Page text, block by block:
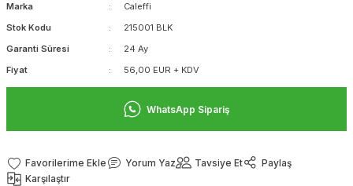
Marka
Caleffi
Stok Kodu
215001 BLK
Garanti Süresi
24 Ay
Fiyat
56,00 EUR + KDV
WhatsApp Sipariş
Yorum Yaz Tavsiye Et
Paylaş
Karşılaştır